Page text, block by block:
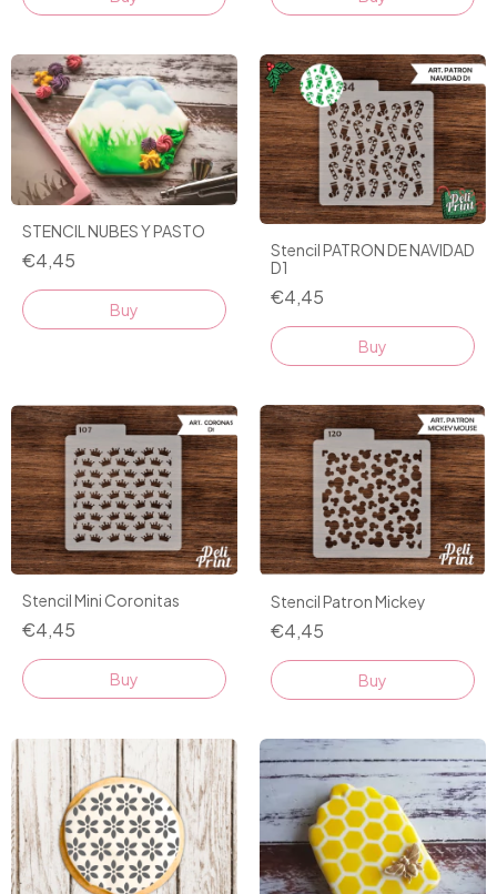
STENCIL NUBES Y PASTO
€4,45
Stencil PATRON DE NAVIDAD
D1
€4,45
Stencil Mini Coronitas
€4,45
Stencil Patron Mickey
€4,45